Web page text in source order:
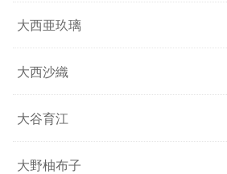
大西亜玖璃
大西沙織
大谷育江
大野柚布子